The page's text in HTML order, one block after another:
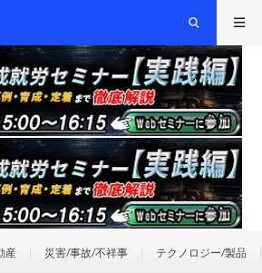
産 災害/事故/不祥事 テクノロジー/製品